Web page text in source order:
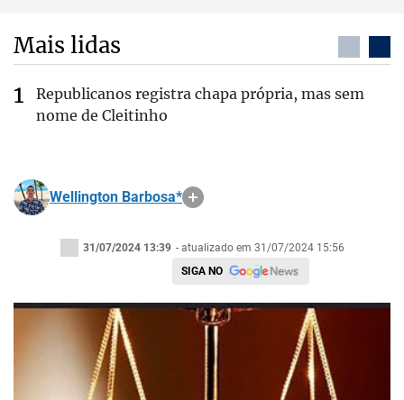
Mais lidas
Republicanos registra chapa própria, mas sem
nome de Cleitinho
Wellington Barbosa*
31/07/2024 13:39 - atualizado em 31/07/2024 15:56
SIGA NO